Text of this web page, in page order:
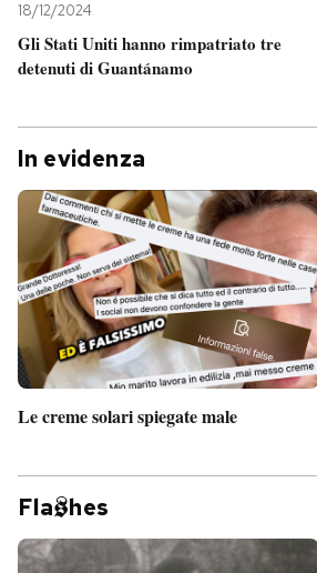
18/12/2024
Gli Stati Uniti hanno rimpatriato tre
detenuti di Guantánamo
In evidenza
Le creme solari spiegate male
Fla hes